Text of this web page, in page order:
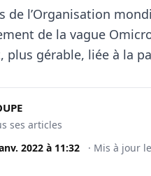
de l’Organisation
de la vague
plus gérable, liée à la
ses articles
2022 à 11:32 · Mis à jour le